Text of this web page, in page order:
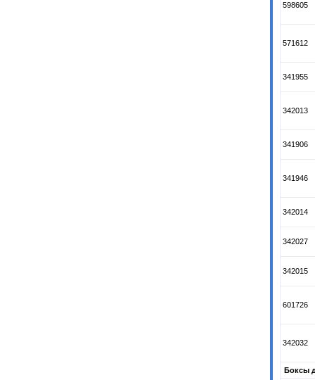
598605
571612
341955
342013
341906
341946
342014
342027
342015
601726
342032
Боксы